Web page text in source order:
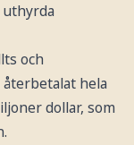
och
hela
dollar, som